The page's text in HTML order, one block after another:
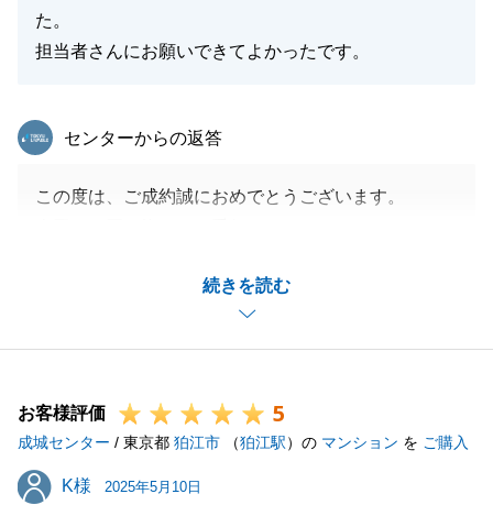
た。
担当者さんにお願いできてよかったです。
続きを読む
東急リバブル
センターからの返答
この度は、ご成約誠におめでとうございます。
べく高く、早くご成約ができるよう、弊社のサービス
を最大限活用して販売活動を行わせて頂きました。
結果として、良いご条件でご成約ができて良かったで
また機会がございましたら、宜しくお願い申し上げま
す。
お客様評価 5
成城センター / 東京都 狛江市 （狛江駅）の マンション を ご購入
K様
K様 2025年5月10日